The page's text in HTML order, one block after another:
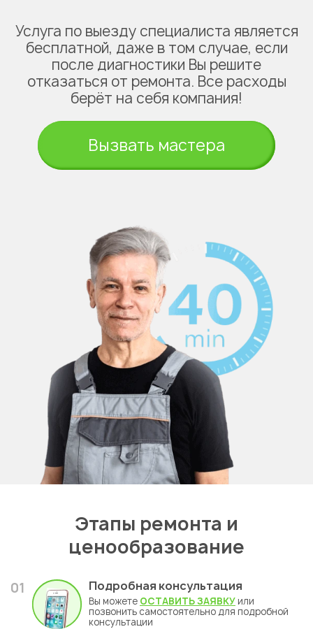
Услуга по выезду специалиста является
бесплатной, даже в том случае, если
после диагностики Вы решите
отказаться от ремонта. Все расходы
берёт на себя компания!
Вызвать мастера
Этапы ремонта и
ценообразование
01 Подробная консультация
Вы можете ОСТАВИТЬ ЗАЯВКУ или
позвонить самостоятельно для подробной
консультации